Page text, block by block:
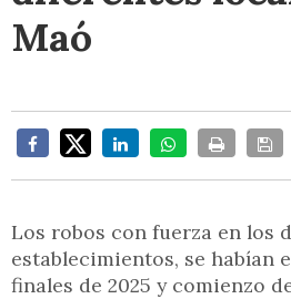
Maó
Los robos con fuerza en los
establecimientos, se habían
finales de 2025 y comienzo